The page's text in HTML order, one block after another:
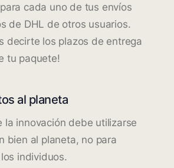
cada uno de tus envíos
de DHL de otros usuarios.
decirte los plazos de entrega
tu paquete!
al planeta
la innovación debe utilizarse
bien al planeta, no para
individuos.